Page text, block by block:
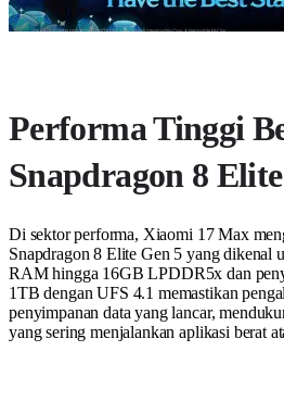
Performa Tinggi
Snapdragon 8
Di sektor performa, Xiaomi 17 Max
Snapdragon 8 Elite Gen 5 yang dikenal
RAM hingga 16GB LPDDR5x dan
1TB dengan UFS 4.1 memastikan
penyimpanan data yang lancar,
yang sering menjalankan aplikasi berat